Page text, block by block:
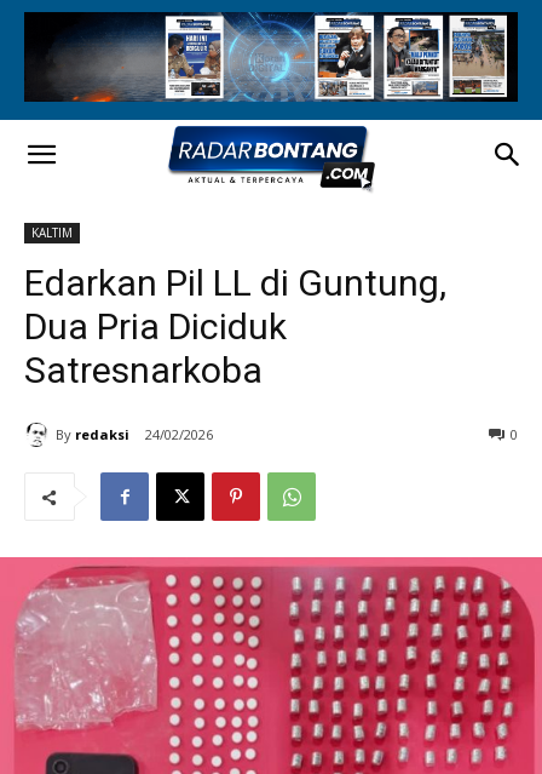
KALTIM
Edarkan Pil LL di Guntung,
Dua Pria Diciduk
Satresnarkoba
By redaksi 24/02/2026 0